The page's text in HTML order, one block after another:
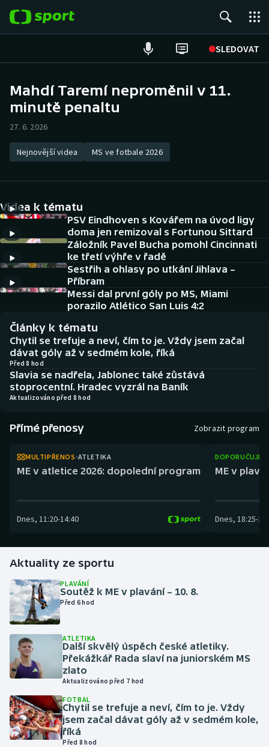
SLEDOVAT
Hokej
Atletika
DALŠÍ SPORTY
Americký fotbal
Baseball a softbal
Biatlon
Boby a skeleton
Box
Curling
Dostihy
Gymnastika
Házená
Jezdectví
Judo
Krasobruslení
Lezení
Lyže a snowboard
NEPŘEHLÉDNĚTE
Historické návraty
Aplikace ČT sport
AZ kvíz
Mahdí Taremí neproměnil v 11.
minutě penaltu
27. 6. 2026
Nejnovější videa MS ve fotbale 2026
Videa k tématu
PSV Eindhoven s Kovářem na úvod ligy
doma jen remizoval s Fortunou Sittard
Záložník Pavel Bucha pomohl Cincinnati
ke třetí výhře v řadě
Sestřih a ohlasy po utkání Jihlava –
Příbram
Messi dal první góly po MS, Miami
porazilo Atlético San Luis 4:2
Články k tématu
Chytil se trefuje a neví, čím to je. Vždy jsem začal
dávat góly až v sedmém kole, říká
Před 8 hod
Slavia se nadřela, Jablonec také zůstává
stoprocentní. Hradec vyzrál na Baník
Aktualizováno před 8 hod
Přímé přenosy Zobrazit program
MULTIPŘENOS ATLETIKA
ME v atletice 2026: dopolední program
Dnes, 11:20-14:40
ME v
Dnes, 18:25-
Aktuality ze sportu
PLAVÁNÍ
Soutěž k ME v plavání – 10. 8.
Před 6 hod
ATLETIKA
Další skvělý úspěch české atletiky.
Překážkář Rada slaví na juniorském MS
zlato
Aktualizováno před 7 hod
FOTBAL
Chytil se trefuje a neví, čím to je. Vždy
jsem začal dávat góly až v sedmém kole,
říká
Před 8 hod